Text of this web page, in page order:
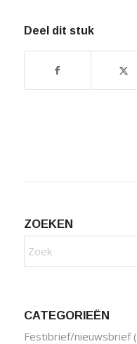
Deel dit stuk
ZOEKEN
CATEGORIEËN
Festibrief/nieuwsbrief